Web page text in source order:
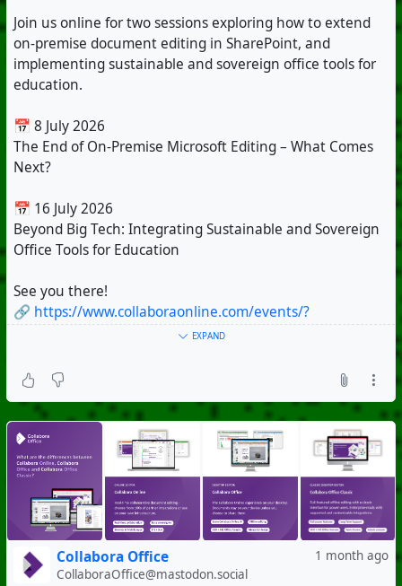
Join us online for two sessions exploring how to extend
on-premise document editing in SharePoint, and
implementing sustainable and sovereign office tools for
education.
📅 8 July 2026
The End of On-Premise Microsoft Editing – What Comes
Next?
📅 16 July 2026
Beyond Big Tech: Integrating Sustainable and Sovereign
Office Tools for Education
See you there!
🔗 https://www.collaboraonline.com/events/?
mtm_campaign=events&mtm_source=mastodon&mtm_m
EXPAND
1 month ago
Collabora Office
CollaboraOffice@mastodon.social